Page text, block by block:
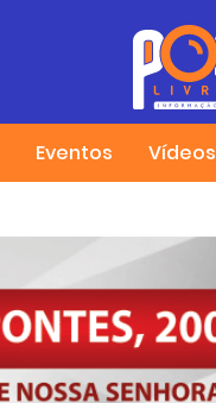
Eventos Vídeos